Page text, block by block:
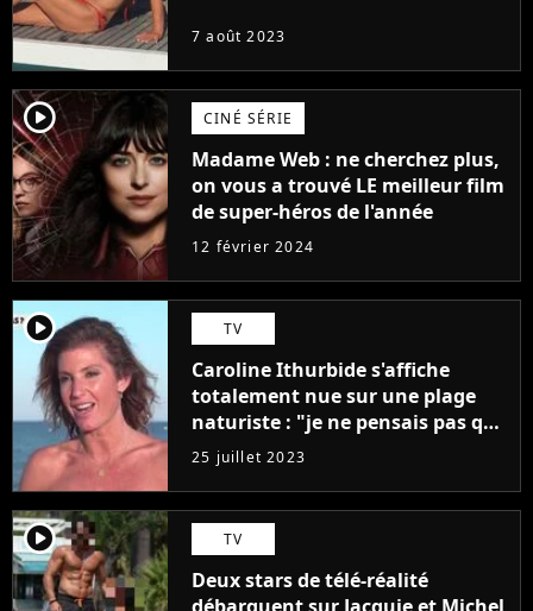
7 août 2023
player2 CINÉ SÉRIE
Madame Web : ne cherchez plus,
on vous a trouvé LE meilleur film
de super-héros de l'année
12 février 2024
player2 TV
Caroline Ithurbide s'affiche
totalement nue sur une plage
naturiste : "je ne pensais pas que
j'arriverais à le faire..."
25 juillet 2023
player2 TV
Deux stars de télé-réalité